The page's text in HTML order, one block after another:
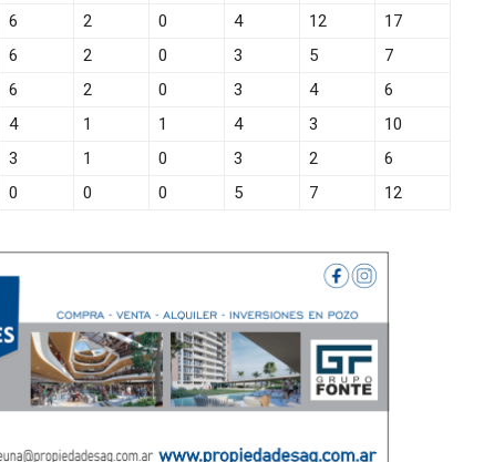
6 2 0 4 12
17
6 2 0 3 5
7
6 2 0 3 4
6
4 1 1 4 3
10
3 1 0 3 2
6
0 0 0 5 7 12